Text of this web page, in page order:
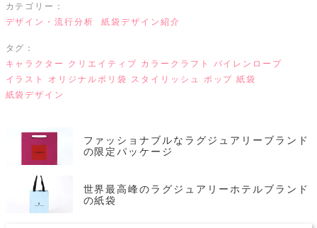
カテゴリー：
デザイン・流行分析
紙袋デザイン紹介
タグ：
キャラクター
クリエイティブ カラークラフト
パイレンロープ
イラスト
オリジナルポリ袋 スタイリッシュ ポップ 紙袋
紙袋デザイン
ファッショナブルなラグジュアリーブランド
の限定パッケージ
世界最高峰のラグジュアリーホテルブランド
の紙袋